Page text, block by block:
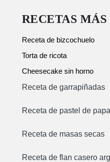
RECETAS
Receta de bizcochuelo
Torta de ricota
Cheesecake sin horno
Receta de garrapiñadas
Receta de pastel de papa
Receta de masas secas
Receta de flan casero